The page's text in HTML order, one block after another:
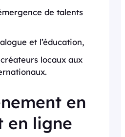
de talents
et l’éducation,
locaux aux
en
en ligne